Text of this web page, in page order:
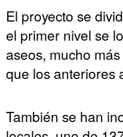
El proyecto se
el primer nivel se
aseos, mucho
que los anteriores
También se han